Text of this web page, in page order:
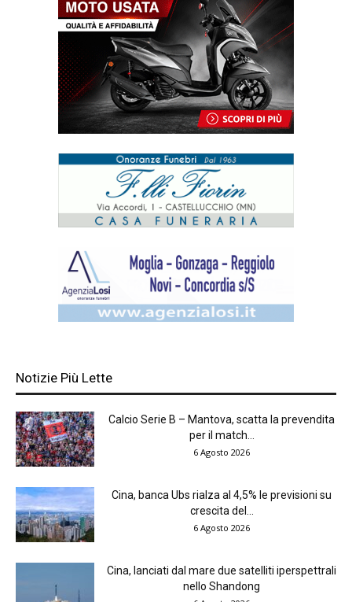
Notizie Più Lette
Calcio Serie B – Mantova, scatta la prevendita
per il match...
6 Agosto 2026
Cina, banca Ubs rialza al 4,5% le previsioni su
crescita del...
6 Agosto 2026
Cina, lanciati dal mare due satelliti iperspettrali
nello Shandong